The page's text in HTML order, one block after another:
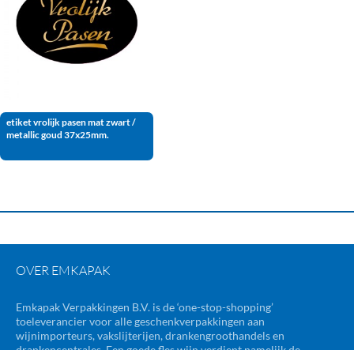
etiket vrolijk pasen mat zwart /
metallic goud 37x25mm.
OVER EMKAPAK
Emkapak Verpakkingen B.V. is de ‘one-stop-shopping’
toeleverancier voor alle geschenkverpakkingen aan
wijnimporteurs, vakslijterijen, drankengroothandels en